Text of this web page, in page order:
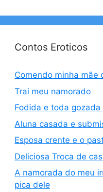
Contos Eroticos
Comendo minha mãe
Trai meu namorado
Fodida e toda
Aluna casada e
Esposa crente e o
Deliciosa Troca de
A namorada do meu
pica dele